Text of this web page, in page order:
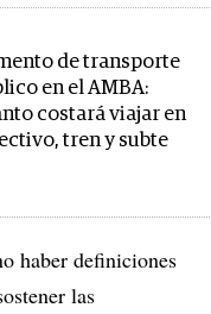
de transporte
en el AMBA:
costará viajar en
tren y subte
haber definiciones
las